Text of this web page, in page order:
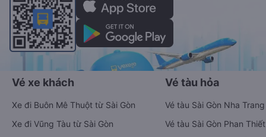
Vé xe khách
Xe đi Buôn Mê Thuột từ Sài Gòn
Xe đi Vũng Tàu từ Sài Gòn
Vé tàu hỏa
Vé tàu Sài Gòn Nha Trang
Vé tàu Sài Gòn Phan Thiết